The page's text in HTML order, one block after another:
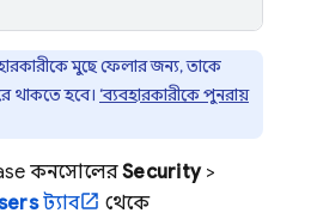
মুছে ফেলার জন্য, তাকে
থাকতে হবে। ‘ব্যবহারকারীকে পুনরায়
কনসোলেরSecurity>
ট্যাব
থেকে